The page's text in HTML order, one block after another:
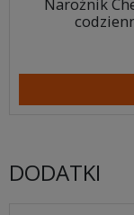
Narożnik
DODATKI